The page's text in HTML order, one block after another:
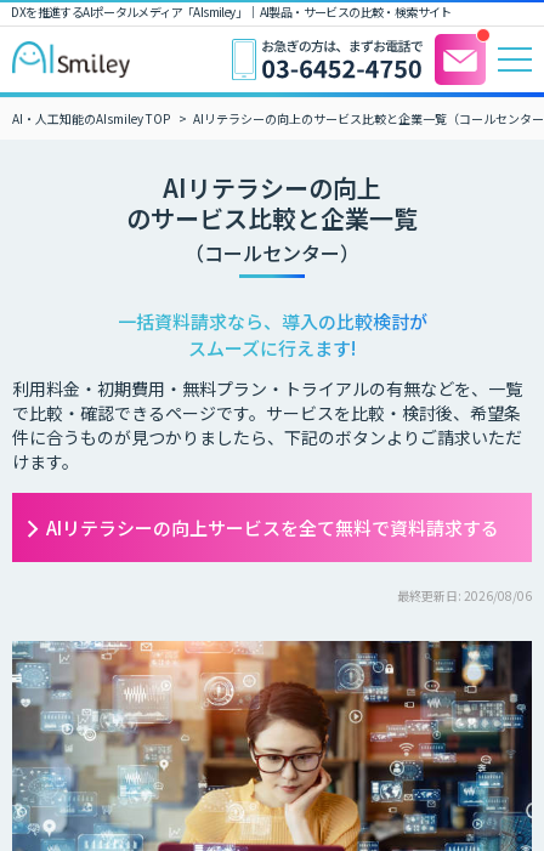
DXを推進するAIポータルメディア「AIsmiley」｜ AI製品・サービスの比較・検索サイト
AI・人工知能のAIsmiley TOP AIリテラシーの向上のサービス比較と企業一覧（コールセンタ
AIリテラシーの向上
のサービス比較と企業一覧
（コールセンター）
一括資料請求なら、導入の比較検討が
スムーズに行えます!
利用料金・初期費用・無料プラン・トライアルの有無などを、一覧
で比較・確認できるページです。サービスを比較・検討後、希望条
件に合うものが見つかりましたら、下記のボタンよりご請求いただ
けます。
AIリテラシーの向上サービスを全て無料で資料請求する
最終更新日: 2026/08/06